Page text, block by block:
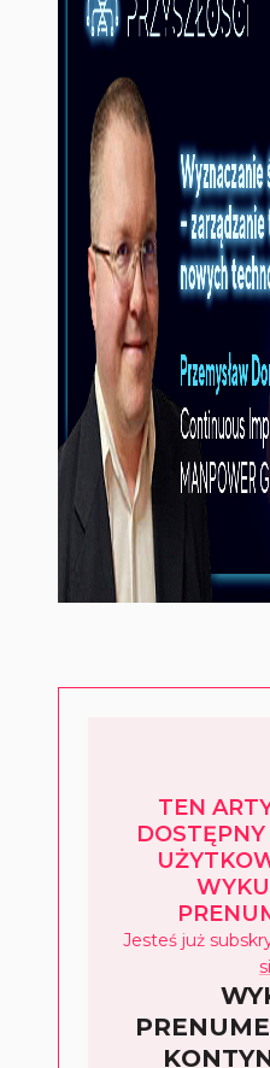
TEN
Jesteś już